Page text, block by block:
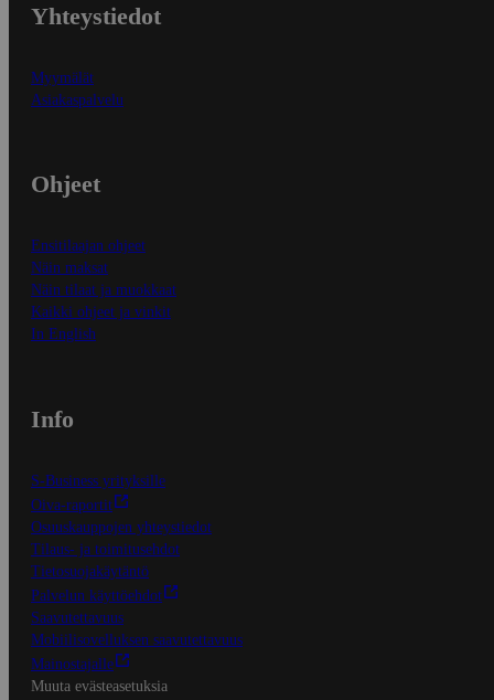
Yhteystiedot
Myymälät
Asiakaspalvelu
Ohjeet
Ensitilaajan ohjeet
Näin maksat
Näin tilaat ja muokkaat
Kaikki ohjeet ja vinkit
In English
Info
S-Business yrityksille
Oiva-raportit
Osuuskauppojen yhteystiedot
Tilaus- ja toimitusehdot
Tietosuojakäytäntö
Palvelun käyttöehdot
Saavutettavuus
Mobiilisovelluksen saavutettavuus
Mainostajalle
Muuta evästeasetuksia